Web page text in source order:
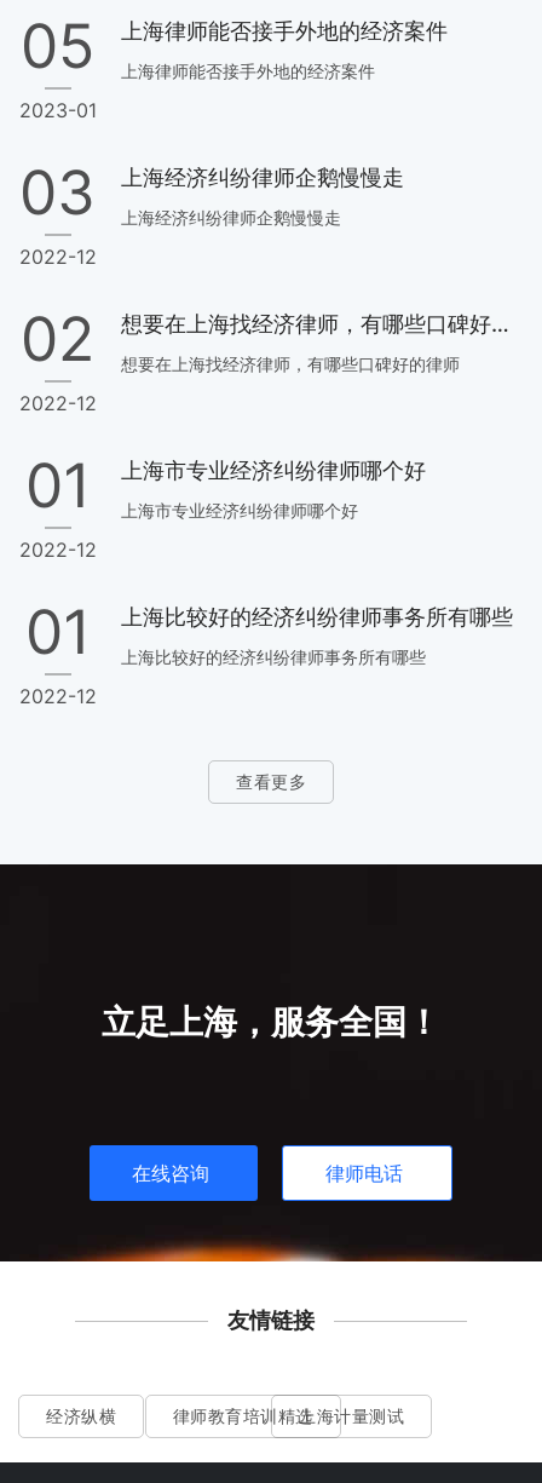
式。 案件概况整理如下：1. 车型：奔驰 A45S；2. 在
力过高的问题；但车主口头保证“目前无问题、可放心
赔偿，我出于善意转账 2 万元 给车主…
05
2023-01
上海律师能否接手外地的经济案件
上海律师能否接手外地的经济案件
03
2022-12
上海经济纠纷律师企鹅慢慢走
上海经济纠纷律师企鹅慢慢走
02
2022-12
想要在上海找经济律师，有哪些口碑好的律师
想要在上海找经济律师，有哪些口碑好的律师
01
2022-12
上海市专业经济纠纷律师哪个好
上海市专业经济纠纷律师哪个好
01
2022-12
上海比较好的经济纠纷律师事务所有哪些
上海比较好的经济纠纷律师事务所有哪些
查看更多
立足上海，服务全国！
在线咨询 律师电话
友情链接
经济纵横 律师教育培训精选上海计量测试